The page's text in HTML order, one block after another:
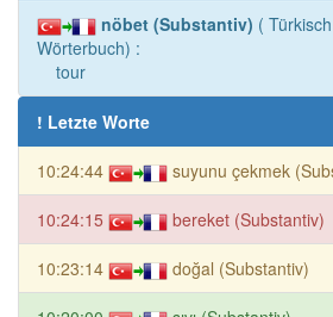
nöbet (Substantiv) (
Wörterbuch) :
tour
! Letzte Worte
10:24:44 suyunu çekmek
10:24:15 bereket (Substantiv)
10:23:14 doğal (Substantiv)